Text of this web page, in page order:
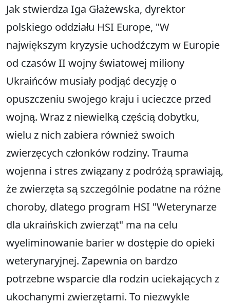
Jak stwierdza Iga Głażewska, dyrektor
polskiego oddziału HSI Europe, "W
największym kryzysie uchodźczym w Europie
od czasów II wojny światowej miliony
Ukraińców musiały podjąć decyzję o
opuszczeniu swojego kraju i ucieczce przed
wojną. Wraz z niewielką częścią dobytku,
wielu z nich zabiera również swoich
zwierzęcych członków rodziny. Trauma
wojenna i stres związany z podróżą sprawiają,
że zwierzęta są szczególnie podatne na różne
choroby, dlatego program HSI "Weterynarze
dla ukraińskich zwierząt" ma na celu
wyeliminowanie barier w dostępie do opieki
weterynaryjnej. Zapewnia on bardzo
potrzebne wsparcie dla rodzin uciekających z
ukochanymi zwierzętami. To niezwykle